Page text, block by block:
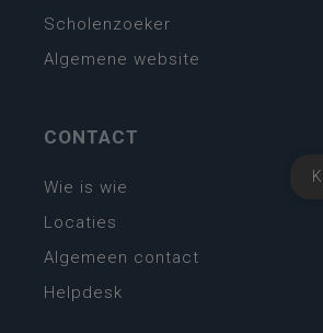
Scholenzoeker
Algemene website
CONTACT
Wie is wie
Locaties
Algemeen contact
Helpdesk